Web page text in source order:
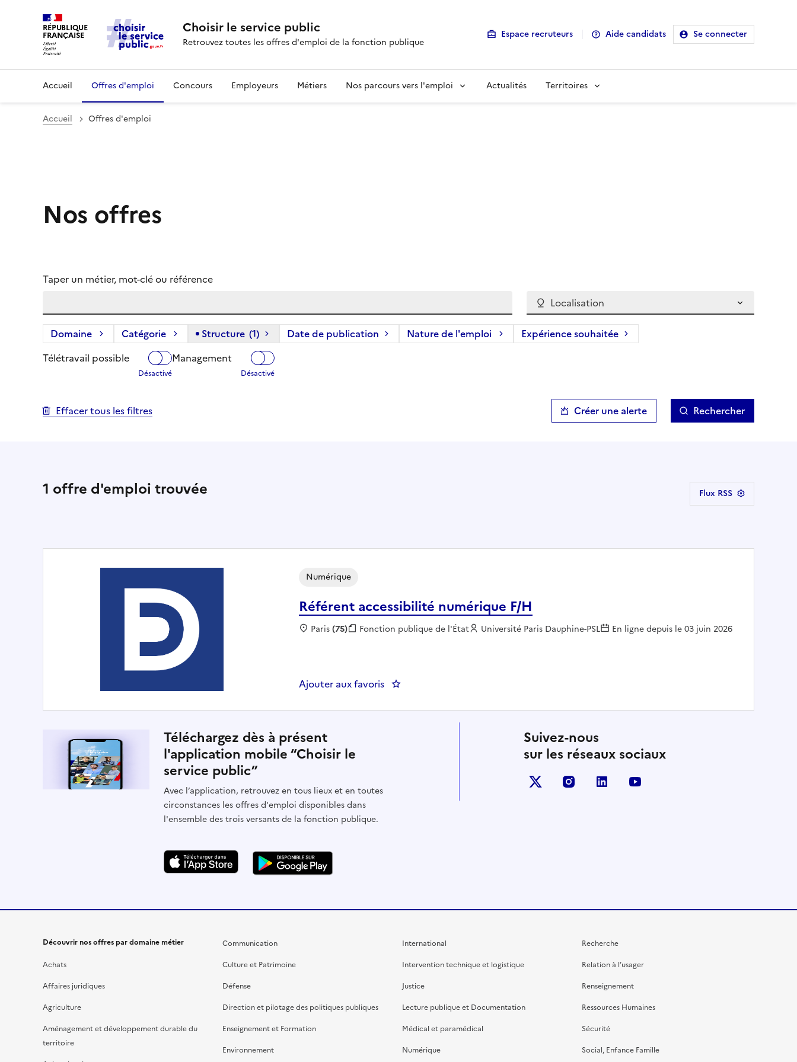
RÉPUBLIQUE
FRANÇAISE Choisir le service public
Retrouvez toutes les offres d'emploi de la fonction publique
Espace recruteurs Aide candidats Se connecter
Accueil Offres d'emploi Concours Employeurs Métiers Nos parcours vers l'emploi Actualités Territoires
Accueil Offres d'emploi
Nos offres
Taper un métier, mot-clé ou référence
Localisation
Domaine Catégorie Structure (1) (1 filtre actif) :
Date de publication Nature de l'emploi
Expérience souhaitée
Télétravail possible
Management
Effacer tous les filtres Créer une alerte Rechercher
1 offre d'emploi trouvée Flux RSS
Référent accessibilité numérique F/H
Numérique
Localisation :
Paris(75) Fonction publique :
Fonction publique de l'État Employeur :
Université Paris Dauphine-PSL En ligne depuis le 03 juin 2026
Ajouter aux favoris : Référent accessibilité numérique F/H
Téléchargez dès à présent
l'application mobile “Choisir le
service public”
Avec l’application, retrouvez en tous lieux et en toutes
circonstances les offres d'emploi disponibles dans
l'ensemble des trois versants de la fonction publique.
Suivez-nous
sur les réseaux sociaux
X (anciennement Twitter)
instagramlinkedin
Découvrir nos offres par domaine métier
Achats
Affaires juridiques
Agriculture
Aménagement et développement durable du
territoire
Communication
Culture et Patrimoine
Défense
Direction et pilotage des politiques publiques
Enseignement et Formation
Environnement
International
Intervention technique et logistique
Justice
Lecture publique et Documentation
Médical et paramédical
Numérique
Recherche
Relation à l’usager
Renseignement
Ressources Humaines
Sécurité
Social, Enfance Famille